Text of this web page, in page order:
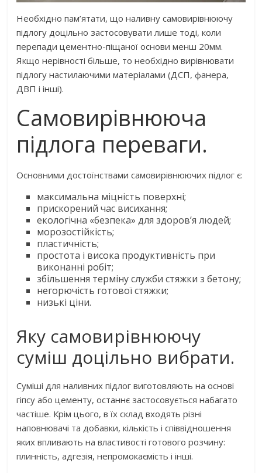
Необхідно пам’ятати, що наливну самовирівнюючу
підлогу доцільно застосовувати лише тоді, коли
перепади цементно-піщаної основи менш 20мм.
Якщо нерівності більше, то необхідно вирівнювати
підлогу настилаючими матеріалами (ДСП, фанера,
ДВП і інші).
Самовирівнююча
підлога переваги.
Основними достоїнствами самовирівнюючих підлог є:
максимальна міцність поверхні;
прискорений час висихання;
екологічна «безпека» для здоров’я людей;
морозостійкість;
пластичність;
простота і висока продуктивність при
виконанні робіт;
збільшення терміну служби стяжки з бетону;
негорючість готової стяжки;
низькі ціни.
Яку самовирівнюючу
суміш доцільно вибрати.
Суміші для наливних підлог виготовляють на основі
гіпсу або цементу, останнє застосовується набагато
частіше. Крім цього, в їх склад входять різні
наповнювачі та добавки, кількість і співвідношення
яких впливають на властивості готового розчину:
плинність, адгезія, непромокаємість і інші.